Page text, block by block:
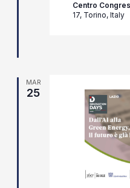
Centro
17, Torino, Italy
MAR
25